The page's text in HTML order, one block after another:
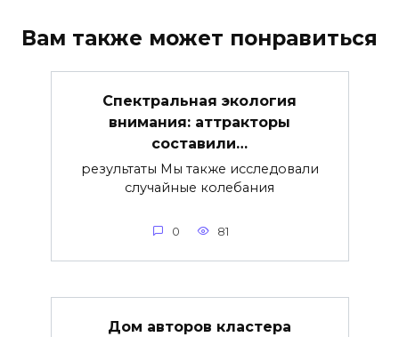
Вам также может понравиться
Спектральная экология
внимания: аттракторы
составили…
результаты Мы также исследовали
случайные колебания
0 81
Дом авторов кластера